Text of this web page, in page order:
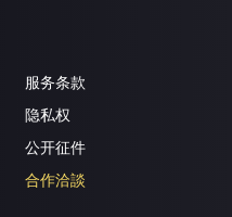
服务条款
隐私权
公开征件
合作洽談